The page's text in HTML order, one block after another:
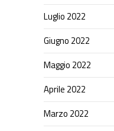
Luglio 2022
Giugno 2022
Maggio 2022
Aprile 2022
Marzo 2022